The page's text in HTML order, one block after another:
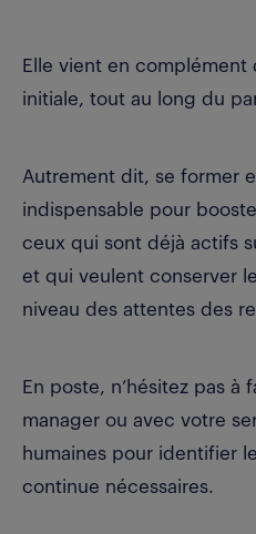
Elle vient en complément
initiale, tout au long du
Autrement dit, se former
indispensable pour
ceux qui sont déjà actifs
et qui veulent conserver
niveau des attentes des
En poste, n’hésitez pas
manager ou avec votre
humaines pour identifier
continue nécessaires.